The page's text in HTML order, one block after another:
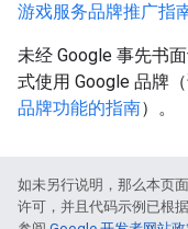
游戏服务品牌推广指
未经 Google 事先书
式使用 Google 品牌
品牌功能的指南）。
如未另行说明，那么本页
许可，并且代码示例已根据